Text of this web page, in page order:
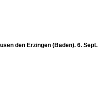
den Erzingen (Baden). 6. Sept.